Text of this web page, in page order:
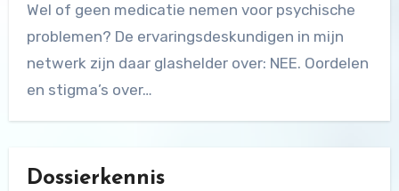
Wel of geen medicatie nemen voor psychische
problemen? De ervaringsdeskundigen in mijn
netwerk zijn daar glashelder over: NEE. Oordelen
en stigma’s over…
Dossierkennis